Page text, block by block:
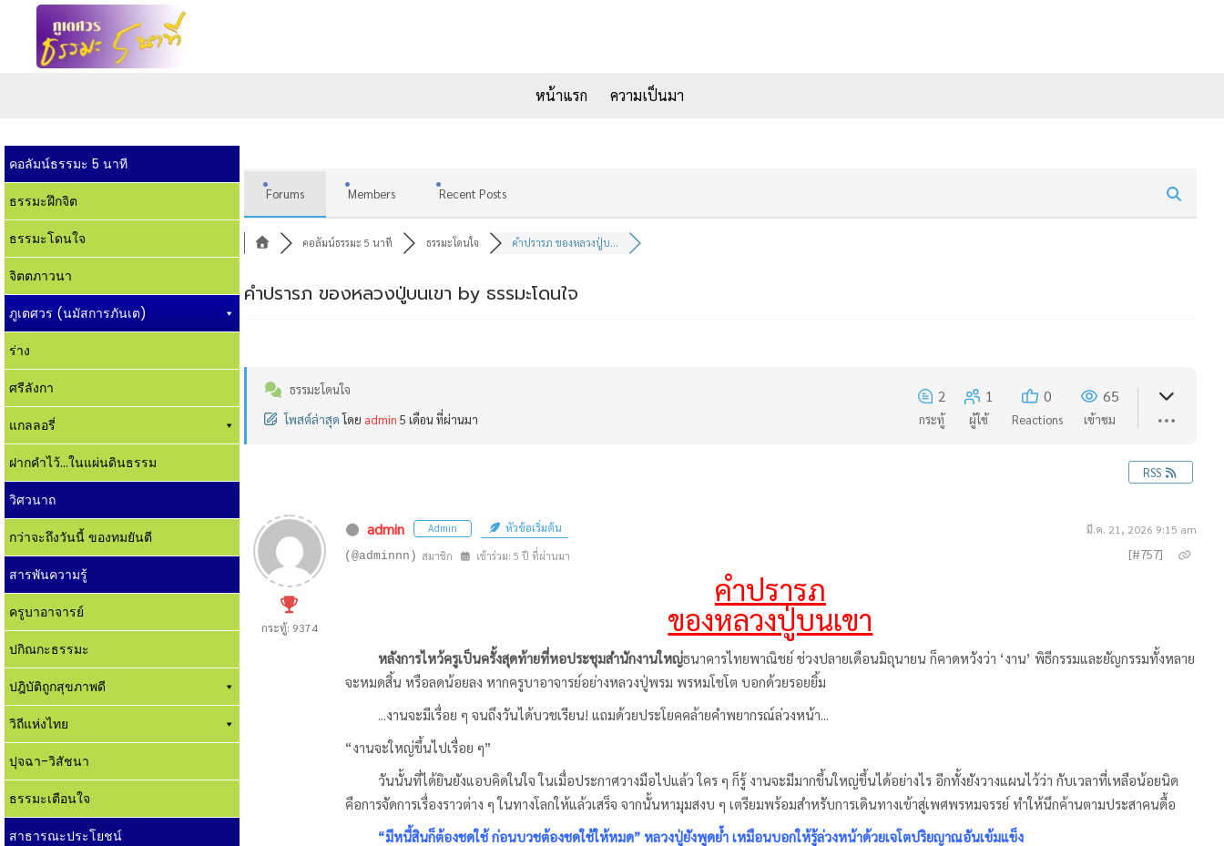
หน้าแรก ความเป็นมา
คอลัมน์ธรรมะ 5 นาที
ธรรมะฝึกจิต
ธรรมะโดนใจ
จิตตภาวนา
ภูเตศวร (นมัสการภันเต)
ร่าง
ศรีลังกา
แกลลอรี่
ฝากคำไว้...ในแผ่นดินธรรม
วิศวนาถ
กว่าจะถึงวันนี้ ของทมยันตี
สารพันความรู้
ครูบาอาจารย์
ปกิณกะธรรมะ
ปฎิบัติถูกสุขภาพดี
วิถีแห่งไทย
ปุจฉา-วิสัชนา
ธรรมะเตือนใจ
สาธารณะประโยชน์
Forums Members Recent Posts
คอลัมน์ธรรมะ 5 นาที ธรรมะโดนใจ คำปรารภ ของหลวงปู่บ...
คำปรารภ ของหลวงปู่บนเขา by ธรรมะโดนใจ
ธรรมะโดนใจ
โพสต์ล่าสุด โดย admin 5 เดือน ที่ผ่านมา
2
กระทู้
1
ผู้ใช้
0
Reactions
65
เข้าชม
RSS
กระทู้: 9374
admin Admin หัวข้อเริ่มต้น มี.ค. 21, 2026 9:15 am
(@adminnn) สมาชิก เข้าร่วม: 5 ปี ที่ผ่านมา [#757]
คำปรารภ
ของหลวงปู่บนเขา
หลังการไหว้ครูเป็นครั้งสุดท้ายที่หอประชุมสำนักงานใหญ่ธนาคารไทยพาณิชย์ ช่วงปลายเดือนมิถุนายน ก็คาดหวังว่า ‘งาน’ พิธีกรรมและยัญกรรมทั้งหลาย
จะหมดสิ้น หรือลดน้อยลง หากครูบาอาจารย์อย่างหลวงปู่พรม พรหมโชโต บอกด้วยรอยยิ้ม
...งานจะมีเรื่อย ๆ จนถึงวันได้บวชเรียน! แถมด้วยประโยคคล้ายคำพยากรณ์ล่วงหน้า...
“งานจะใหญ่ขึ้นไปเรื่อย ๆ”
วันนั้นที่ได้ยินยังแอบคิดในใจ ในเมื่อประกาศวางมือไปแล้ว ใคร ๆ ก็รู้ งานจะมีมากขึ้นใหญ่ขึ้นได้อย่างไร อีกทั้งยังวางแผนไว้ว่า กับเวลาที่เหลือน้อยนิด
คือการจัดการเรื่องราวต่าง ๆ ในทางโลกให้แล้วเสร็จ จากนั้นหามุมสงบ ๆ เตรียมพร้อมสำหรับการเดินทางเข้าสู่เพศพรหมจรรย์ ทำให้นึกค้านตามประสาคนดื้อ
“มีหนี้สินก็ต้องชดใช้ ก่อนบวชต้องชดใช้ให้หมด” หลวงปู่ยังพูดย้ำ เหมือนบอกให้รู้ล่วงหน้าด้วยเจโตปริยญาณอันเข้มแข็ง